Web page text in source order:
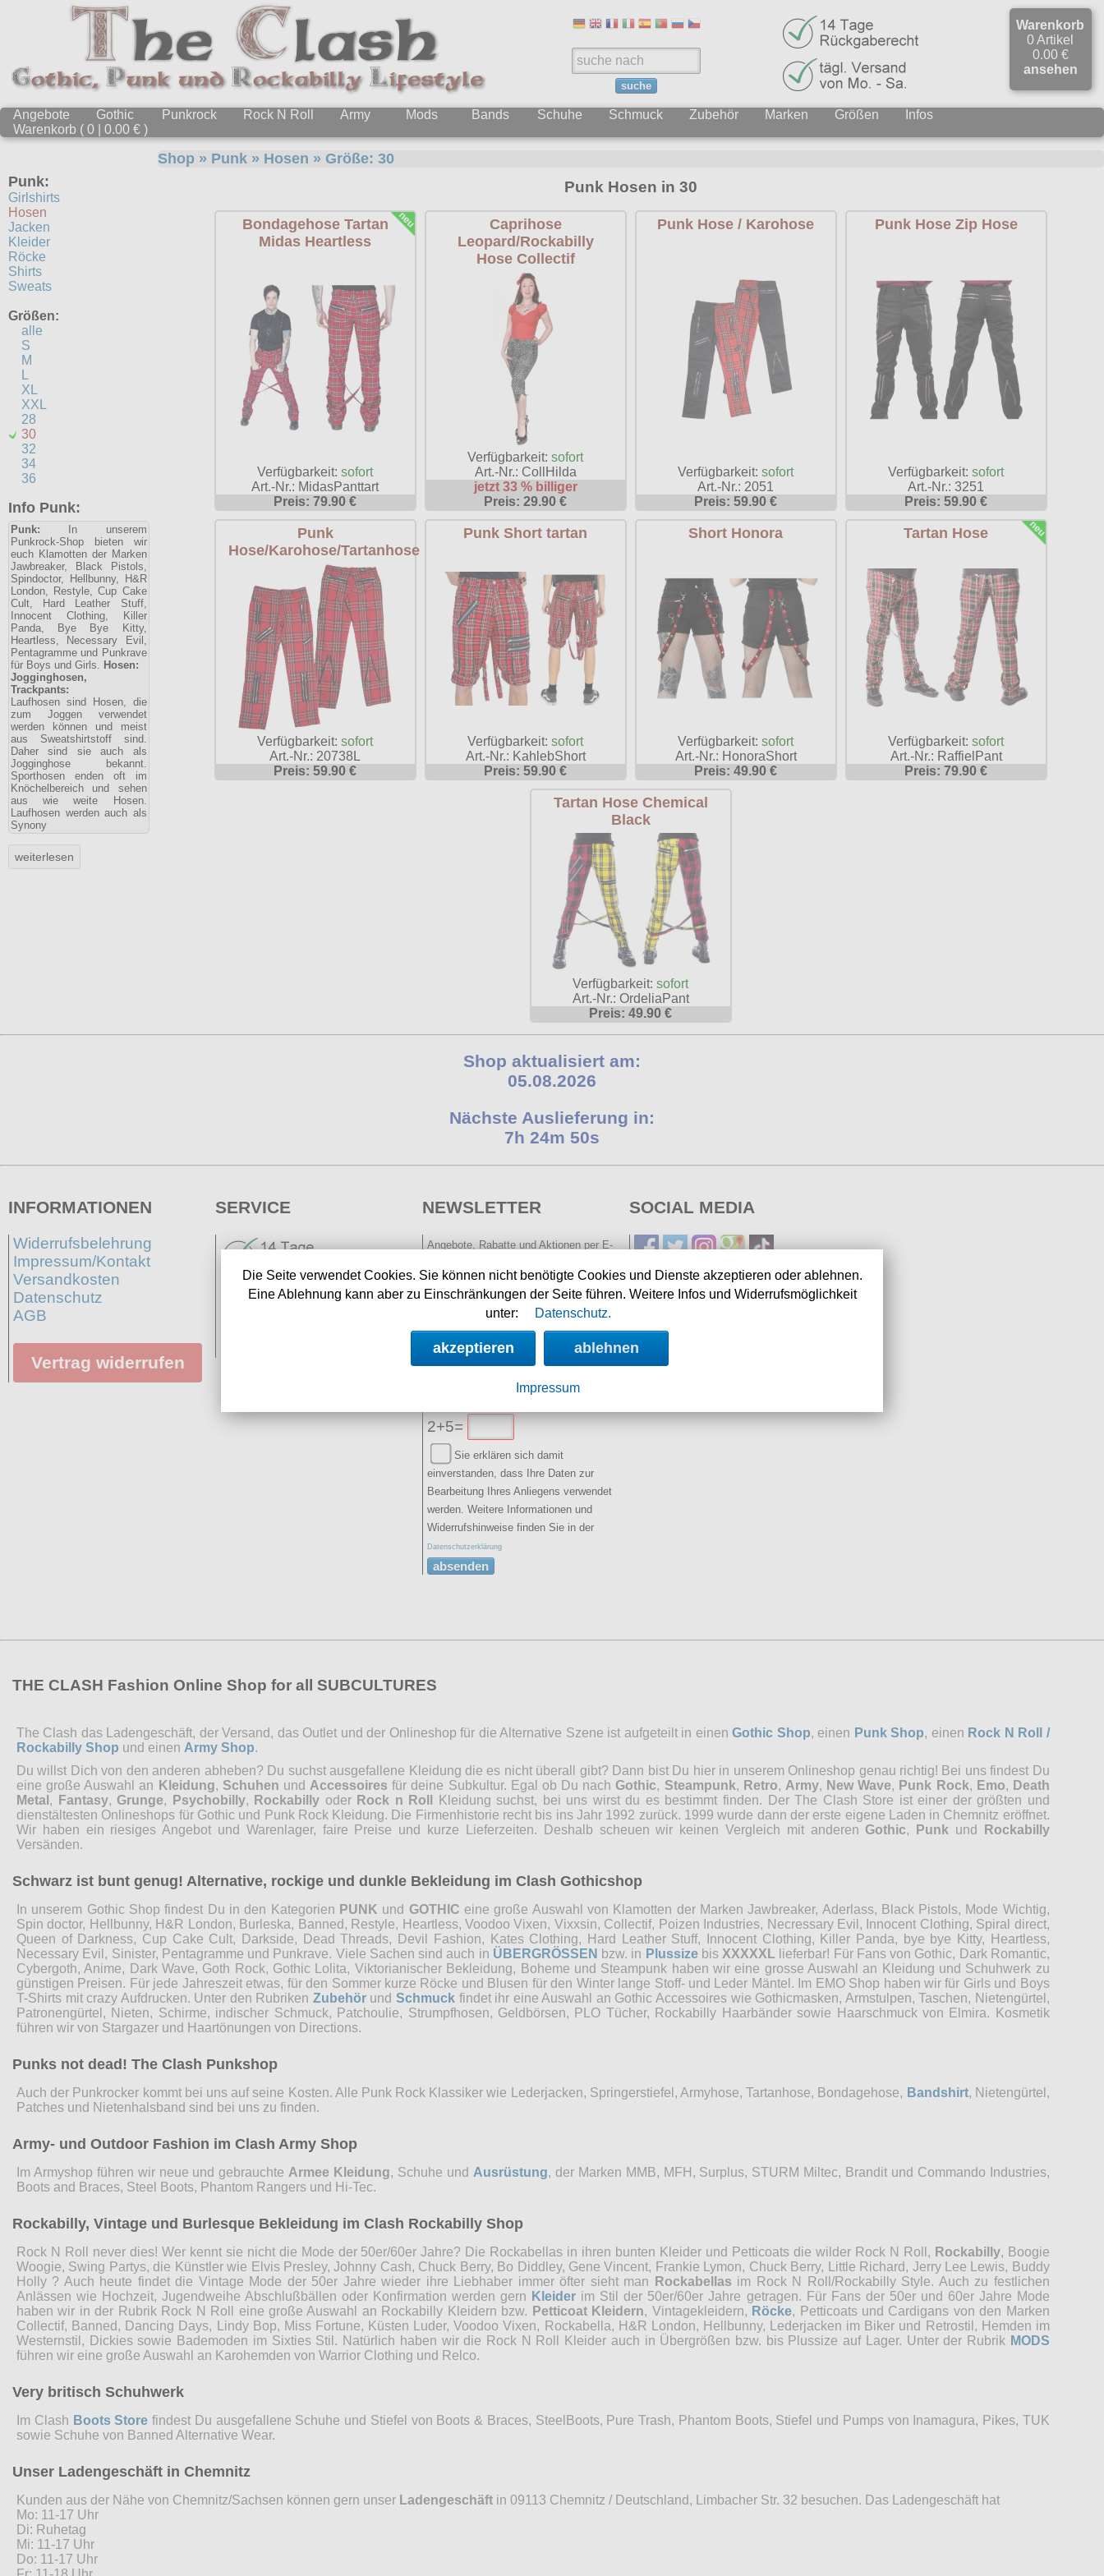
suche
Warenkorb
0 Artikel
0.00 €
ansehen
Angebote Gothic Punkrock Rock N Roll Army Mods Bands Schuhe Schmuck Zubehör Marken Größen
Infos
Warenkorb ( 0 | 0.00 € )
Punk:
Girlshirts
Hosen
Jacken
Kleider
Röcke
Shirts
Sweats
Größen:
alle
S
M
L
XL
XXL
28
30
32
34
36
Info Punk:
Punk: In unserem
Punkrock-Shop bieten wir
euch Klamotten der Marken
Jawbreaker, Black Pistols,
Spindoctor, Hellbunny, H&R
London, Restyle, Cup Cake
Cult, Hard Leather Stuff,
Innocent Clothing, Killer
Panda, Bye Bye Kitty,
Heartless, Necessary Evil,
Pentagramme und Punkrave
für Boys und Girls. Hosen:
Jogginghosen,
Trackpants:
Laufhosen sind Hosen, die
zum Joggen verwendet
werden können und meist
aus Sweatshirtstoff sind.
Daher sind sie auch als
Jogginghose bekannt.
Sporthosen enden oft im
Knöchelbereich und sehen
aus wie weite Hosen.
Laufhosen werden auch als
Synony
Shop » Punk» Hosen » Größe: 30
Punk Hosen in 30
Bondagehose Tartan
Midas Heartless
Verfügbarkeit:sofort
Art.-Nr.: MidasPanttart
Preis: 79.90 €
Caprihose
Leopard/Rockabilly
Hose Collectif
Verfügbarkeit:sofort
Art.-Nr.: CollHilda
jetzt 33 % billiger
Preis: 29.90 €
Punk Hose / Karohose
Verfügbarkeit:sofort
Art.-Nr.: 2051
Preis: 59.90 €
Punk Hose Zip Hose
Verfügbarkeit:sofort
Art.-Nr.: 3251
Preis: 59.90 €
Punk
Hose/Karohose/Tartanhose
Verfügbarkeit:sofort
Art.-Nr.: 20738L
Preis: 59.90 €
Punk Short tartan
Verfügbarkeit:sofort
Art.-Nr.: KahlebShort
Preis: 59.90 €
Short Honora
Verfügbarkeit:sofort
Art.-Nr.: HonoraShort
Preis: 49.90 €
Tartan Hose
Verfügbarkeit:sofort
Art.-Nr.: RaffielPant
Preis: 79.90 €
Tartan Hose Chemical
Black
Verfügbarkeit:sofort
Art.-Nr.: OrdeliaPant
Preis: 49.90 €
Shop aktualisiert am:
05.08.2026
Nächste Auslieferung in:
7h 24m 49s
INFORMATIONEN
Widerrufsbelehrung
Impressum/Kontakt
Versandkosten
Datenschutz
AGB
Vertrag widerrufen
SERVICE NEWSLETTER
Angebote, Rabatte und Aktionen per E-
E-Mail:
Name:(optional)
Spamschutz:(Ergebnis
2+5=
Sie erklären sich damit
einverstanden, dass Ihre Daten zur
Bearbeitung Ihres Anliegens verwendet
werden. Weitere Informationen und
Widerrufshinweise finden Sie in der
Datenschutzerklärung
absenden
SOCIAL MEDIA
THE CLASH Fashion Online Shop for all SUBCULTURES
The Clash das Ladengeschäft, der Versand, das Outlet und der Onlineshop für die Alternative Szene ist aufgeteilt in einenGothic Shop, einen Punk Shop, einen Rock N Roll /
Rockabilly Shop und einen Army Shop.
Du willst Dich von den anderen abheben? Du suchst ausgefallene Kleidung die es nicht überall gibt? Dann bist Du hier in unserem Onlineshop genau richtig! Bei uns findest Du
eine große Auswahl an Kleidung, Schuhen und Accessoires für deine Subkultur. Egal ob Du nach Gothic, Steampunk, Retro, Army, New Wave, Punk Rock, Emo, Death
Metal , Fantasy, Grunge, Psychobilly, Rockabilly oder Rock n Roll
Kleidung suchst, bei uns wirst du es bestimmt finden. Der The Clash Store ist einer der größten und
dienstältesten Onlineshops für Gothic und Punk Rock Kleidung. Die Firmenhistorie recht bis ins Jahr 1992 zurück. 1999 wurde dann der erste eigene Laden in Chemnitz eröffnet.
Wir haben ein riesiges Angebot und Warenlager, faire Preise und kurze Lieferzeiten. Deshalb scheuen wir keinen Vergleich mit anderen Gothic, Punk und
Rockabilly
Versänden.
Schwarz ist bunt genug! Alternative, rockige und dunkle Bekleidung im Clash Gothicshop
In unserem Gothic Shop findest Du in den Kategorien PUNK und GOTHIC eine große Auswahl von Klamotten der Marken Jawbreaker, Aderlass, Black Pistols, Mode Wichtig,
Spin doctor, Hellbunny, H&R London, Burleska, Banned, Restyle, Heartless, Voodoo Vixen, Vixxsin, Collectif, Poizen Industries, Necressary Evil, Innocent Clothing, Spiral direct,
Queen of Darkness, Cup Cake Cult, Darkside, Dead Threads, Devil Fashion, Kates Clothing, Hard Leather Stuff, Innocent Clothing, Killer Panda, bye bye Kitty, Heartless,
Necessary Evil, Sinister, Pentagramme und Punkrave. Viele Sachen sind auch in ÜBERGRÖSSEN bzw. in Plussizebis XXXXXL lieferbar! Für Fans von Gothic, Dark Romantic,
Cybergoth, Anime, Dark Wave, Goth Rock, Gothic Lolita, Viktorianischer Bekleidung, Boheme und Steampunk haben wir eine grosse Auswahl an Kleidung und Schuhwerk zu
günstigen Preisen. Für jede Jahreszeit etwas, für den Sommer kurze Röcke und Blusen für den Winter lange Stoff- und Leder Mäntel. Im EMO Shop haben wir für Girls und Boys
T-Shirts mit crazy Aufdrucken. Unter den Rubriken ZubehörundSchmuck findet ihr eine Auswahl an Gothic Accessoires wie Gothicmasken, Armstulpen, Taschen, Nietengürtel,
Patronengürtel, Nieten, Schirme, indischer Schmuck, Patchoulie, Strumpfhosen, Geldbörsen, PLO Tücher, Rockabilly Haarbänder sowie Haarschmuck von Elmira. Kosmetik
führen wir von Stargazer und Haartönungen von Directions.
Punks not dead! The Clash Punkshop
Auch der Punkrocker kommt bei uns auf seine Kosten. Alle Punk Rock Klassiker wie Lederjacken, Springerstiefel, Armyhose, Tartanhose, Bondagehose, Bandshirt, Nietengürtel,
Patches und Nietenhalsband sind bei uns zu finden.
Army- und Outdoor Fashion im Clash Army Shop
Im Armyshop führen wir neue und gebrauchte Armee Kleidung, Schuhe und Ausrüstung, der Marken MMB, MFH, Surplus, STURM Miltec, Brandit und Commando Industries,
Boots and Braces, Steel Boots, Phantom Rangers und Hi-Tec.
Rockabilly, Vintage und Burlesque Bekleidung im Clash Rockabilly Shop
Rock N Roll never dies! Wer kennt sie nicht die Mode der 50er/60er Jahre? Die Rockabellas in ihren bunten Kleider und Petticoats die wilder Rock N Roll, Rockabilly, Boogie
Woogie, Swing Partys, die Künstler wie Elvis Presley, Johnny Cash, Chuck Berry, Bo Diddley, Gene Vincent, Frankie Lymon, Chuck Berry, Little Richard, Jerry Lee Lewis, Buddy
Holly ? Auch heute findet die Vintage Mode der 50er Jahre wieder ihre Liebhaber immer öfter sieht man
Rockabellas im Rock N Roll/Rockabilly Style. Auch zu festlichen
Anlässen wie Hochzeit, Jugendweihe Abschlußbällen oder Konfirmation werden gern Kleider im Stil der 50er/60er Jahre getragen. Für Fans der 50er und 60er Jahre Mode
haben wir in der Rubrik Rock N Roll eine große Auswahl an Rockabilly Kleidern bzw. Petticoat Kleidern, Vintagekleidern, Röcke, Petticoats und Cardigans von den Marken
Collectif, Banned, Dancing Days, Lindy Bop, Miss Fortune, Küsten Luder, Voodoo Vixen, Rockabella, H&R London, Hellbunny, Lederjacken im Biker und Retrostil, Hemden im
Westernstil, Dickies sowie Bademoden im Sixties Stil. Natürlich haben wir die Rock N Roll Kleider auch in Übergrößen bzw. bis Plussize auf Lager. Unter der Rubrik MODS
führen wir eine große Auswahl an Karohemden von Warrior Clothing und Relco.
Very britisch Schuhwerk
Im Clash Boots Store findest Du ausgefallene Schuhe und Stiefel von Boots & Braces, SteelBoots, Pure Trash, Phantom Boots, Stiefel und Pumps von Inamagura, Pikes, TUK
sowie Schuhe von Banned Alternative Wear.
Unser Ladengeschäft in Chemnitz
Kunden aus der Nähe von Chemnitz/Sachsen können gern unser Ladengeschäft in 09113 Chemnitz / Deutschland, Limbacher Str. 32 besuchen. Das Ladengeschäft hat
Mo: 11-17 Uhr
Di: Ruhetag
Mi: 11-17 Uhr
Do: 11-17 Uhr
Die Seite verwendet Cookies. Sie können nicht benötigte Cookies und Dienste akzeptieren oder ablehnen.
Eine Ablehnung kann aber zu Einschränkungen der Seite führen. Weitere Infos und Widerrufsmöglichkeit
unter:
Datenschutz.
akzeptieren ablehnen
Impressum